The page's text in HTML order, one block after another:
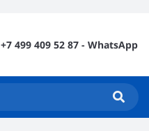
+7 499 409 52 87 - WhatsApp